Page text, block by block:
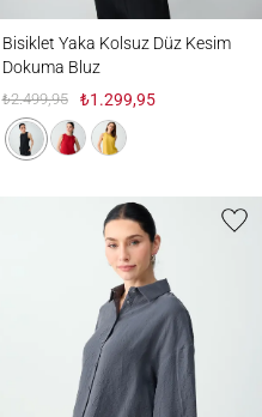
Bisiklet Yaka Kolsuz Düz Kesim
Dokuma Bluz
₺2.499,95 ₺1.299,95